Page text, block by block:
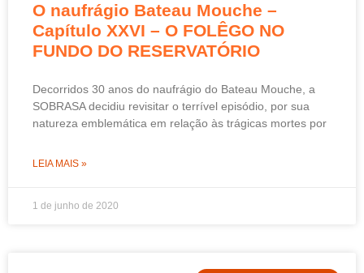
O naufrágio Bateau Mouche –
Capítulo XXVI – O FOLÊGO NO
FUNDO DO RESERVATÓRIO
Decorridos 30 anos do naufrágio do Bateau Mouche, a
SOBRASA decidiu revisitar o terrível episódio, por sua
natureza emblemática em relação às trágicas mortes por
LEIA MAIS »
1 de junho de 2020